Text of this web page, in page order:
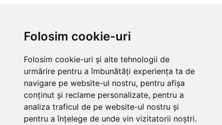
Folosim cookie-uri
Folosim cookie-uri și alte tehnologii de
urmărire pentru a îmbunătăți experiența ta de
navigare pe website-ul nostru, pentru afișa
conținut și reclame personalizate, pentru a
analiza traficul de pe website-ul nostru și
pentru a înțelege de unde vin vizitatorii noștri.